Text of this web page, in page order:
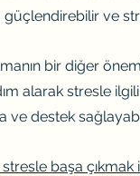
ve
bir diğer
alarak stresle ilgili
ve destek
başa çıkmak